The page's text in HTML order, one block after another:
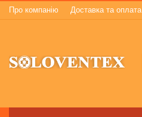
Про компанію Доставка та оплата